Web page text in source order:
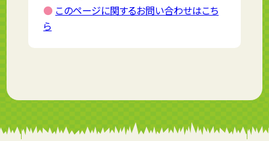
● このページに関するお問い合わせはこち
ら